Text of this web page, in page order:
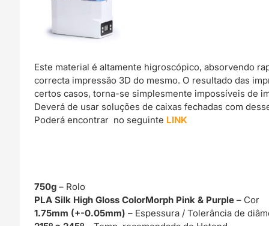
Este material é altamente higroscópico, absorvendo
correcta impressão 3D do mesmo. O resultado das
certos casos, torna-se simplesmente impossíveis de
Deverá de usar soluções de caixas fechadas com
Poderá encontrar no seguinte LINK
750g– Rolo
PLA Silk High Gloss ColorMorph Pink & Purple– Cor
1.75mm (+-0.05mm) – Espessura / Tolerância de